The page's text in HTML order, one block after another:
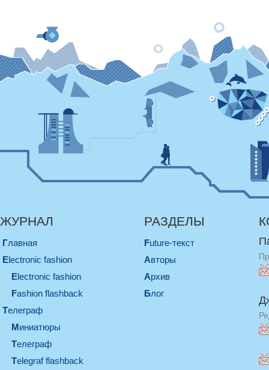
ЖУРНАЛ
Главная
electronic fashion
electronic fashion
Fashion flashback
телеграф
миниатюры
телеграф
Telegraf flashback
РАЗДЕЛЫ
Future-текст
Авторы
Архив
Блог